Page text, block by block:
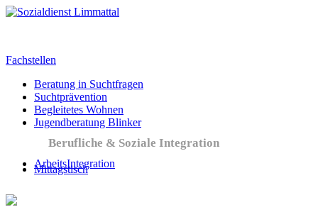
Fachstellen
Beratung in Suchtfragen
Suchtprävention
Begleitetes Wohnen
Jugendberatung Blinker
Berufliche & Soziale Integration
ArbeitsIntegration
Mittagstisch